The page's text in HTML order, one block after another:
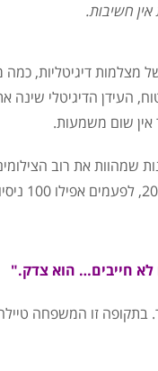
חשיבות.
דיגיטליות, כמה
העידן הדיגיטלי שינה
שום משמעות.
שמהוות את רוב
חייבים… הוא צדק."
בתקופה זו המשפחה